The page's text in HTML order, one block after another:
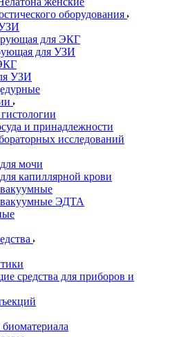
оборудования
для ЭКГ
для УЗИ
УЗИ
и принадлежности
исследований
мочи
капиллярной крови
ЭДТА
средства для приборов и